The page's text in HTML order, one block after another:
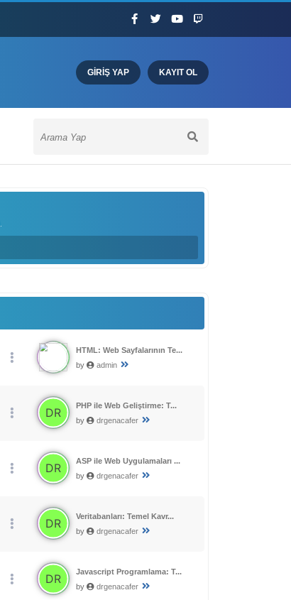
GIRIŞ YAP KAYIT OL
HTML: Web Sayfalarının Te...
by
admin
PHP ile Web Geliştirme: T...
by
drgenacafer
ASP ile Web Uygulamaları ...
by
drgenacafer
Veritabanları: Temel Kavr...
by
drgenacafer
Javascript Programlama: T...
by
drgenacafer